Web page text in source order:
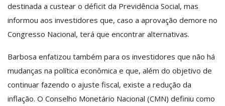
destinada a custear o déficit da Previdência Social, mas
informou aos investidores que, caso a aprovação demore no
Congresso Nacional, terá que encontrar alternativas.
Barbosa enfatizou também para os investidores que não há
mudanças na política econômica e que, além do objetivo de
continuar fazendo o ajuste fiscal, existe a redução da
inflação. O Conselho Monetário Nacional (CMN) definiu como